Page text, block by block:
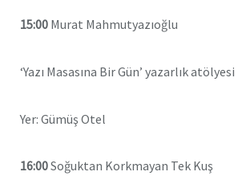
15:00 Murat Mahmutyazıoğlu
‘Yazı Masasına Bir Gün’ yazarlık atölyesi
Yer: Gümüş Otel
16:00Soğuktan Korkmayan Tek Kuş